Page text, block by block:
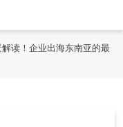
快报
解读！企业出海东南亚的最